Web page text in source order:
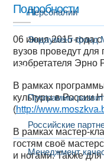
Персоналии
Эндаумент-фонд
Развитие и
Программы
Российские
Менеджмент
Подробности
06 июня 2015 года
вузов проведут для
изобретателя Эрно
В рамках
культуры в России
(http://
В рамках мастер-
гостям своё
и ногами. Также для